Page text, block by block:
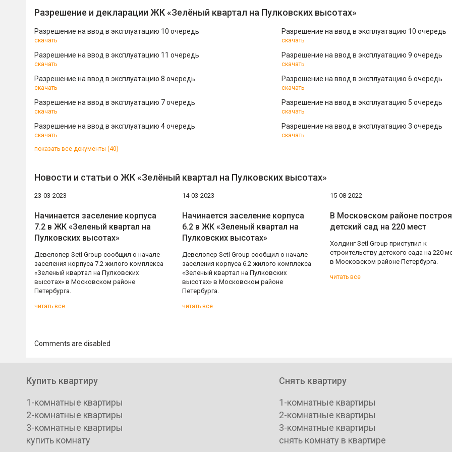
Разрешение и декларации ЖК «Зелёный квартал на Пулковских высотах»
Разрешение на ввод в эксплуатацию 10 очередь
скачать
Разрешение на ввод в эксплуатацию 10 очередь
скачать
Разрешение на ввод в эксплуатацию 11 очередь
скачать
Разрешение на ввод в эксплуатацию 9 очередь
скачать
Разрешение на ввод в эксплуатацию 8 очередь
скачать
Разрешение на ввод в эксплуатацию 6 очередь
скачать
Разрешение на ввод в эксплуатацию 7 очередь
скачать
Разрешение на ввод в эксплуатацию 5 очередь
скачать
Разрешение на ввод в эксплуатацию 4 очередь
скачать
Разрешение на ввод в эксплуатацию 3 очередь
скачать
показать все документы (40)
Новости и статьи о ЖК «Зелёный квартал на Пулковских высотах»
23-03-2023
Начинается заселение корпуса
7.2 в ЖК «Зеленый квартал на
Пулковских высотах»
Девелопер Setl Group сообщил о начале
заселения корпуса 7.2 жилого комплекса
«Зеленый квартал на Пулковских
высотах» в Московском районе
Петербурга.
читать все
14-03-2023
Начинается заселение корпуса
6.2 в ЖК «Зеленый квартал на
Пулковских высотах»
Девелопер Setl Group сообщил о начале
заселения корпуса 6.2 жилого комплекса
«Зеленый квартал на Пулковских
высотах» в Московском районе
Петербурга.
читать все
15-08-2022
В Московском районе
детский сад на 220 мест
Холдинг Setl Group приступил к
строительству детского сада на 220
в Московском районе Петербурга.
читать все
Comments are disabled
Купить квартиру
1-комнатные квартиры
2-комнатные квартиры
3-комнатные квартиры
купить комнату
Снять квартиру
1-комнатные квартиры
2-комнатные квартиры
3-комнатные квартиры
снять комнату в квартире